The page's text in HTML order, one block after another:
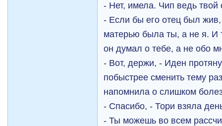
- Нет, имела. Чип ведь
- Если бы его отец был
матерью была ты, а не я. И
он думал о тебе, а не обо
- Вот, держи, - Иден
побыстрее сменить тему
напомнила о слишком
- Спасибо, - Тори взяла
- Ты можешь во всем